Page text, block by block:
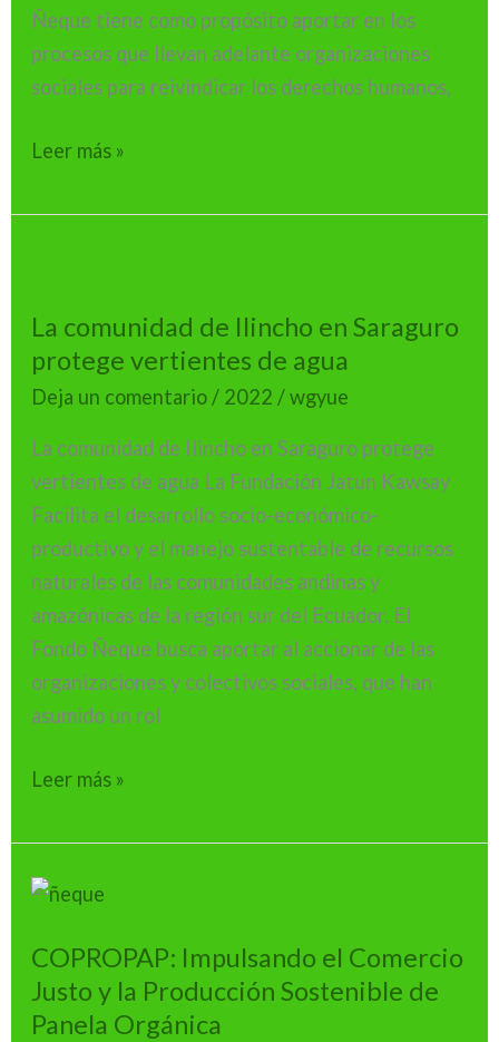
Ñeque tiene como propósito aportar en los
procesos que llevan adelante organizaciones
sociales para reivindicar los derechos humanos,
Leer más »
La comunidad de Ilincho en Saraguro
protege vertientes de agua
Deja un comentario / 2022 /wgyue
La comunidad de Ilincho en Saraguro protege
vertientes de agua La Fundación Jatun Kawsay
Facilita el desarrollo socio-económico-
productivo y el manejo sustentable de recursos
naturales de las comunidades andinas y
amazónicas de la región sur del Ecuador. El
Fondo Ñeque busca aportar al accionar de las
organizaciones y colectivos sociales, que han
asumido un rol
de
Ilincho
en
protege
vertientes
de
agua
Leer más »
COPROPAP: Impulsando el Comercio
Justo y la Producción Sostenible de
Panela Orgánica
COPROPAP:
el
Comercio
Justo